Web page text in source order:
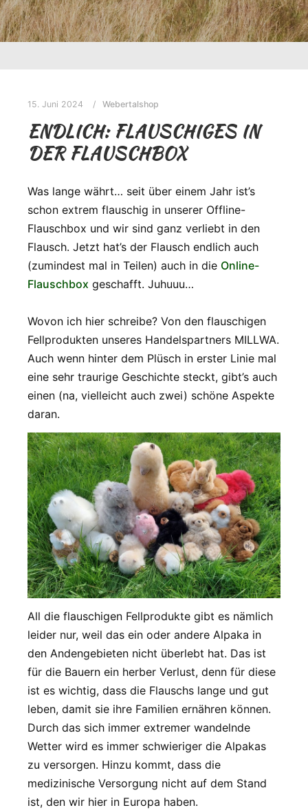
15. Juni 2024 Webertalshop
ENDLICH: FLAUSCHIGES IN
DER FLAUSCHBOX
Was lange währt… seit über einem Jahr ist’s
schon extrem flauschig in unserer Offline-
Flauschbox und wir sind ganz verliebt in den
Flausch. Jetzt hat’s der Flausch endlich auch
(zumindest mal in Teilen) auch in die Online-
Flauschbox geschafft. Juhuuu…
Wovon ich hier schreibe? Von den flauschigen
Fellprodukten unseres Handelspartners MILLWA.
Auch wenn hinter dem Plüsch in erster Linie mal
eine sehr traurige Geschichte steckt, gibt’s auch
einen (na, vielleicht auch zwei) schöne Aspekte
daran.
All die flauschigen Fellprodukte gibt es nämlich
leider nur, weil das ein oder andere Alpaka in
den Andengebieten nicht überlebt hat. Das ist
für die Bauern ein herber Verlust, denn für diese
ist es wichtig, dass die Flauschs lange und gut
leben, damit sie ihre Familien ernähren können.
Durch das sich immer extremer wandelnde
Wetter wird es immer schwieriger die Alpakas
zu versorgen. Hinzu kommt, dass die
medizinische Versorgung nicht auf dem Stand
ist, den wir hier in Europa haben.